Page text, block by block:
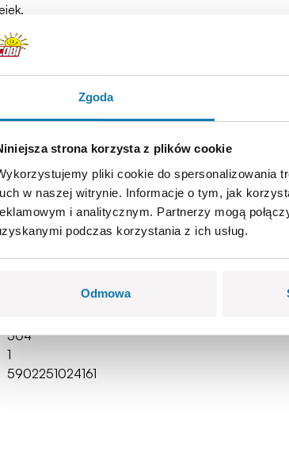
Zgoda
strona korzysta z plików cookie
pliki cookie do spersonalizowania
w naszej witrynie. Informacje o tym, jak
i analitycznym. Partnerzy mogą
podczas korzystania z ich usług.
Odmowa
COBI-2416
Cobi Factory SA
40 x 28 x 6 cm
32 cm / 12.3″
504
1
5902251024161